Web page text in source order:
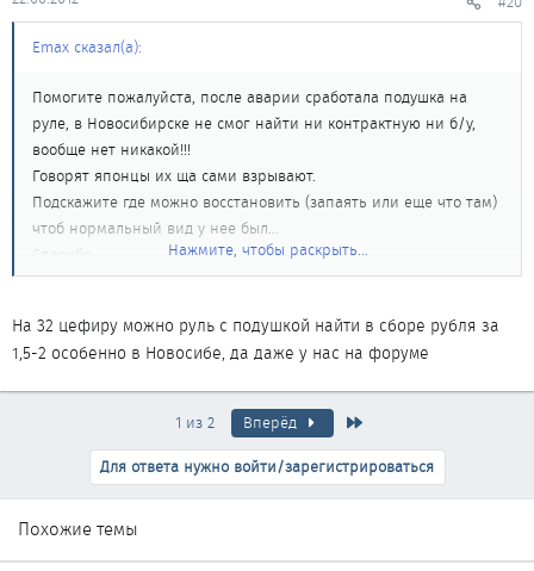
Emax сказал(а):
Помогите пожалуйста, после аварии сработала подушка на
руле, в Новосибирске не смог найти ни контрактную ни б/у,
вообще нет никакой!!!
Говорят японцы их ща сами взрывают.
Подскажите где можно восстановить (запаять или еще что там)
чтоб нормальный вид у нее был...
Спасибо.
Нажмите, чтобы раскрыть...
На 32 цефиру можно руль с подушкой найти в сборе рубля за
1,5-2 особенно в Новосибе, да даже у нас на форуме
1 из 2 Вперёд
Для ответа нужно войти/зарегистрироваться
Похожие темы